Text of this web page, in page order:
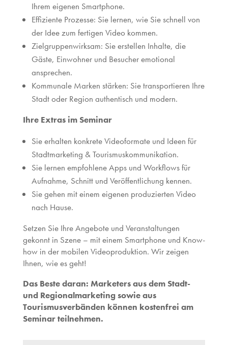
Ihrem eigenen Smartphone.
Effiziente Prozesse: Sie lernen, wie Sie schnell von
der Idee zum fertigen Video kommen.
Zielgruppenwirksam: Sie erstellen Inhalte, die
Gäste, Einwohner und Besucher emotional
ansprechen.
Kommunale Marken stärken: Sie transportieren Ihre
Stadt oder Region authentisch und modern.
Ihre Extras im Seminar
Sie erhalten konkrete Videoformate und Ideen für
Stadtmarketing & Tourismuskommunikation.
Sie lernen empfohlene Apps und Workflows für
Aufnahme, Schnitt und Veröffentlichung kennen.
Sie gehen mit einem eigenen produzierten Video
nach Hause.
Setzen Sie Ihre Angebote und Veranstaltungen
gekonnt in Szene – mit einem Smartphone und Know-
how in der mobilen Videoproduktion. Wir zeigen
Ihnen, wie es geht!
Das Beste daran: Marketers aus dem Stadt-
und Regionalmarketing sowie aus
Tourismusverbänden können kostenfrei am
Seminar teilnehmen.